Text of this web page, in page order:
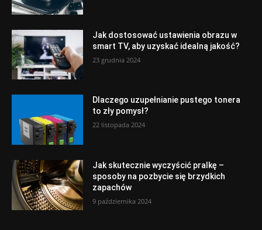
Jak dostosować ustawienia obrazu w
smart TV, aby uzyskać idealną jakość?
23 grudnia 2024
Dlaczego uzupełnianie pustego tonera
to zły pomysł?
22 listopada 2024
Jak skutecznie wyczyścić pralkę –
sposoby na pozbycie się brzydkich
zapachów
9 października 2024